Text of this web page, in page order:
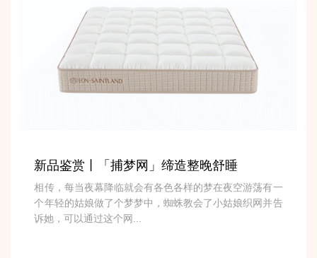
新品鉴赏丨「捕梦网」缔造整晚舒睡
相传，每当夜幕降临就会有各色各样的梦在夜空游荡有一
个年轻的姑娘做了个梦梦中，蜘蛛教会了小姑娘织网并告
诉她，可以通过这个网...